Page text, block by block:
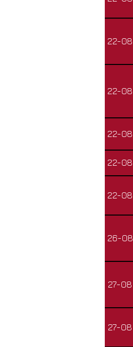
22-08
22-08
22-08
22-08
22-08
26-08
27-08
27-08